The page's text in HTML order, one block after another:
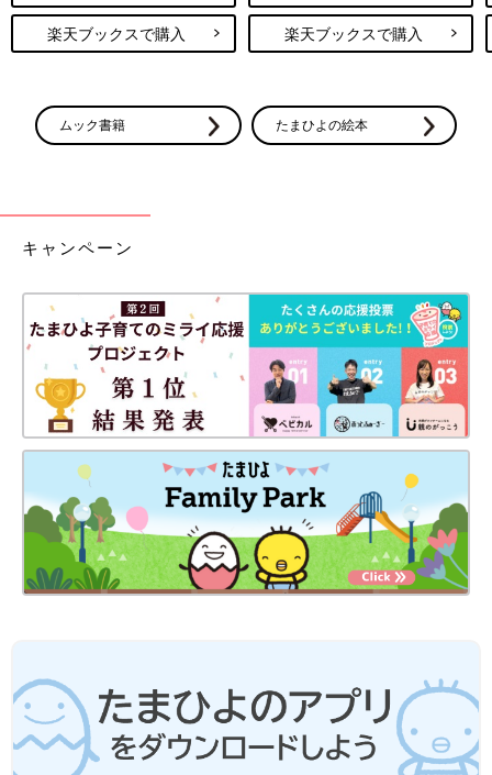
楽天ブックスで購入 楽天ブックスで購入
ムック書籍 たまひよの絵本
キャンペーン